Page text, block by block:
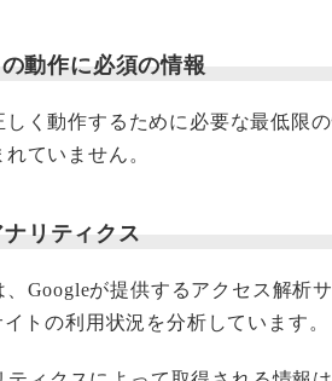
動作に必須の情報
しく動作するために必要な最低限
ていません。
リティクス
、Googleが提供するアクセス解析
イトの利用状況を分析しています。